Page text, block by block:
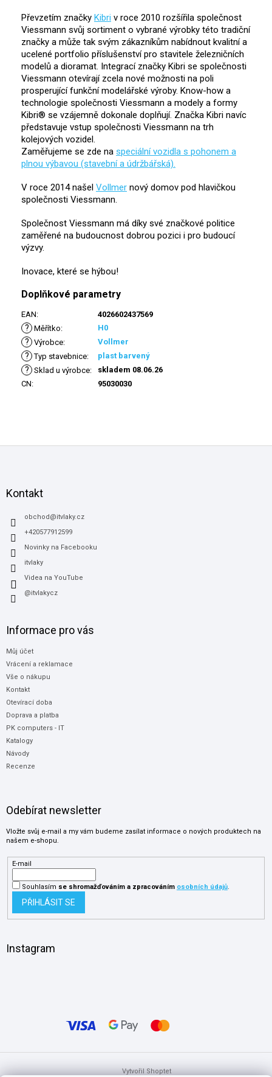
Převzetím značky Kibri v roce 2010 rozšířila společnost
Viessmann svůj sortiment o vybrané výrobky této tradiční
značky a může tak svým zákazníkům nabídnout kvalitní a
ucelené portfolio příslušenství pro stavitele železničních
modelů a dioramat. Integrací značky Kibri se společnosti
Viessmann otevírají zcela nové možnosti na poli
prosperující funkční modelářské výroby. Know-how a
technologie společnosti Viessmann a modely a formy
Kibri® se vzájemně dokonale doplňují. Značka Kibri navíc
představuje vstup společnosti Viessmann na trh
kolejových vozidel.
Zaměřujeme se zde na speciální vozidla s pohonem a
plnou výbavou (stavební a údržbářská).
V roce 2014 našel Vollmer nový domov pod hlavičkou
společnosti Viessmann.
Společnost Viessmann má díky své značkové politice
zaměřené na budoucnost dobrou pozici i pro budoucí
výzvy.
Inovace, které se hýbou!
Doplňkové parametry
EAN: 4026602437569
? Měřítko: H0
? Výrobce: Vollmer
? Typ stavebnice: plast barvený
? Sklad u výrobce:
skladem 08.06.26
CN: 95030030
Kontakt
obchod@itvlaky.cz
+420577912599
Novinky na Facebooku
itvlaky
Videa na YouTube
@itvlakycz
Informace pro vás
Můj účet
Vrácení a reklamace
Vše o nákupu
Kontakt
Otevírací doba
Doprava a platba
PK computers - IT
Katalogy
Návody
Recenze
Odebírat newsletter
Vložte svůj e-mail a my vám budeme zasílat informace o nových produktech na
našem e-shopu.
E-mail
Souhlasím se shromažďováníma zpracováním osobních údajů.
PŘIHLÁSIT SE
Instagram
Vytvořil Shoptet